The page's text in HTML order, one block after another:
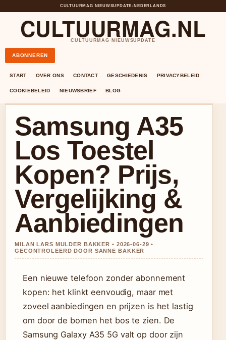
CULTUURMAG NIEUWSUPDATE• NEDERLANDS
CULTUURMAG.NL
CULTUURMAG NIEUWSUPDATE
ABONNEREN
START OVER ONS CONTACT GESCHIEDENIS PRIVACYBELEID
COOKIEBELEID NIEUWSBRIEF BLOG
Samsung A35
Los Toestel
Kopen? Prijs,
Vergelijking &
Aanbiedingen
MILAN LARS MULDER BAKKER • 2026-06-29 •
GECONTROLEERD DOOR SANNE BAKKER
Een nieuwe telefoon zonder abonnement
kopen: het klinkt eenvoudig, maar met
zoveel aanbiedingen en prijzen is het lastig
om door de bomen het bos te zien. De
Samsung Galaxy A35 5G valt op door zijn